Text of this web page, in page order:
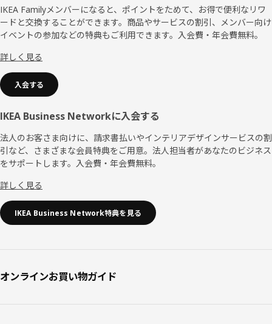
ッ
タ
IKEA Familyメンバーになると、ポイントをためて、お得で便利なリワ
ードと交換することができます。商品やサービスの割引、メンバー向け
イベントの参加などの特典もご利用できます。入会費・年会費無料。
詳しく見る
入会する
IKEA Business Networkに入会する
法人のお客さま向けに、請求書払いやインテリアデザインサービスの割
引など、さまざまな会員特典をご用意。法人担当者があなたのビジネス
をサポートします。入会費・年会費無料。
詳しく見る
IKEA Business Network特典を見る
オンラインお買い物ガイド